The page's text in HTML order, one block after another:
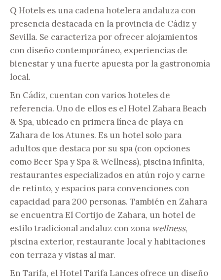
Q Hotels es una cadena hotelera andaluza con
presencia destacada en la provincia de Cádiz y
Sevilla. Se caracteriza por ofrecer alojamientos
con diseño contemporáneo, experiencias de
bienestar y una fuerte apuesta por la gastronomía
local.
En Cádiz, cuentan con varios hoteles de
referencia. Uno de ellos es el Hotel Zahara Beach
& Spa, ubicado en primera línea de playa en
Zahara de los Atunes. Es un hotel solo para
adultos que destaca por su spa (con opciones
como Beer Spa y Spa & Wellness), piscina infinita,
restaurantes especializados en atún rojo y carne
de retinto, y espacios para convenciones con
capacidad para 200 personas. También en Zahara
se encuentra El Cortijo de Zahara, un hotel de
estilo tradicional andaluz con zona wellness,
piscina exterior, restaurante local y habitaciones
con terraza y vistas al mar.
En Tarifa, el Hotel Tarifa Lances ofrece un diseño